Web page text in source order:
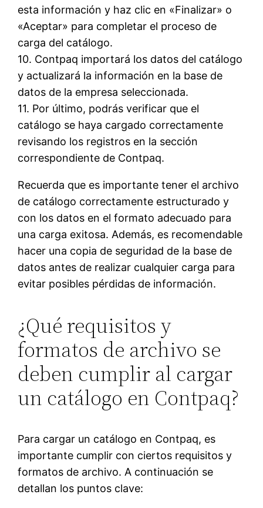
esta información y haz clic en «Finalizar» o
«Aceptar» para completar el proceso de
carga del catálogo.
10. Contpaq importará los datos del catálogo
y actualizará la información en la base de
datos de la empresa seleccionada.
11. Por último, podrás verificar que el
catálogo se haya cargado correctamente
revisando los registros en la sección
correspondiente de Contpaq.
Recuerda que es importante tener el archivo
de catálogo correctamente estructurado y
con los datos en el formato adecuado para
una carga exitosa. Además, es recomendable
hacer una copia de seguridad de la base de
datos antes de realizar cualquier carga para
evitar posibles pérdidas de información.
¿Qué requisitos y
formatos de archivo se
deben cumplir al cargar
un catálogo en Contpaq?
Para cargar un catálogo en Contpaq, es
importante cumplir con ciertos requisitos y
formatos de archivo. A continuación se
detallan los puntos clave: